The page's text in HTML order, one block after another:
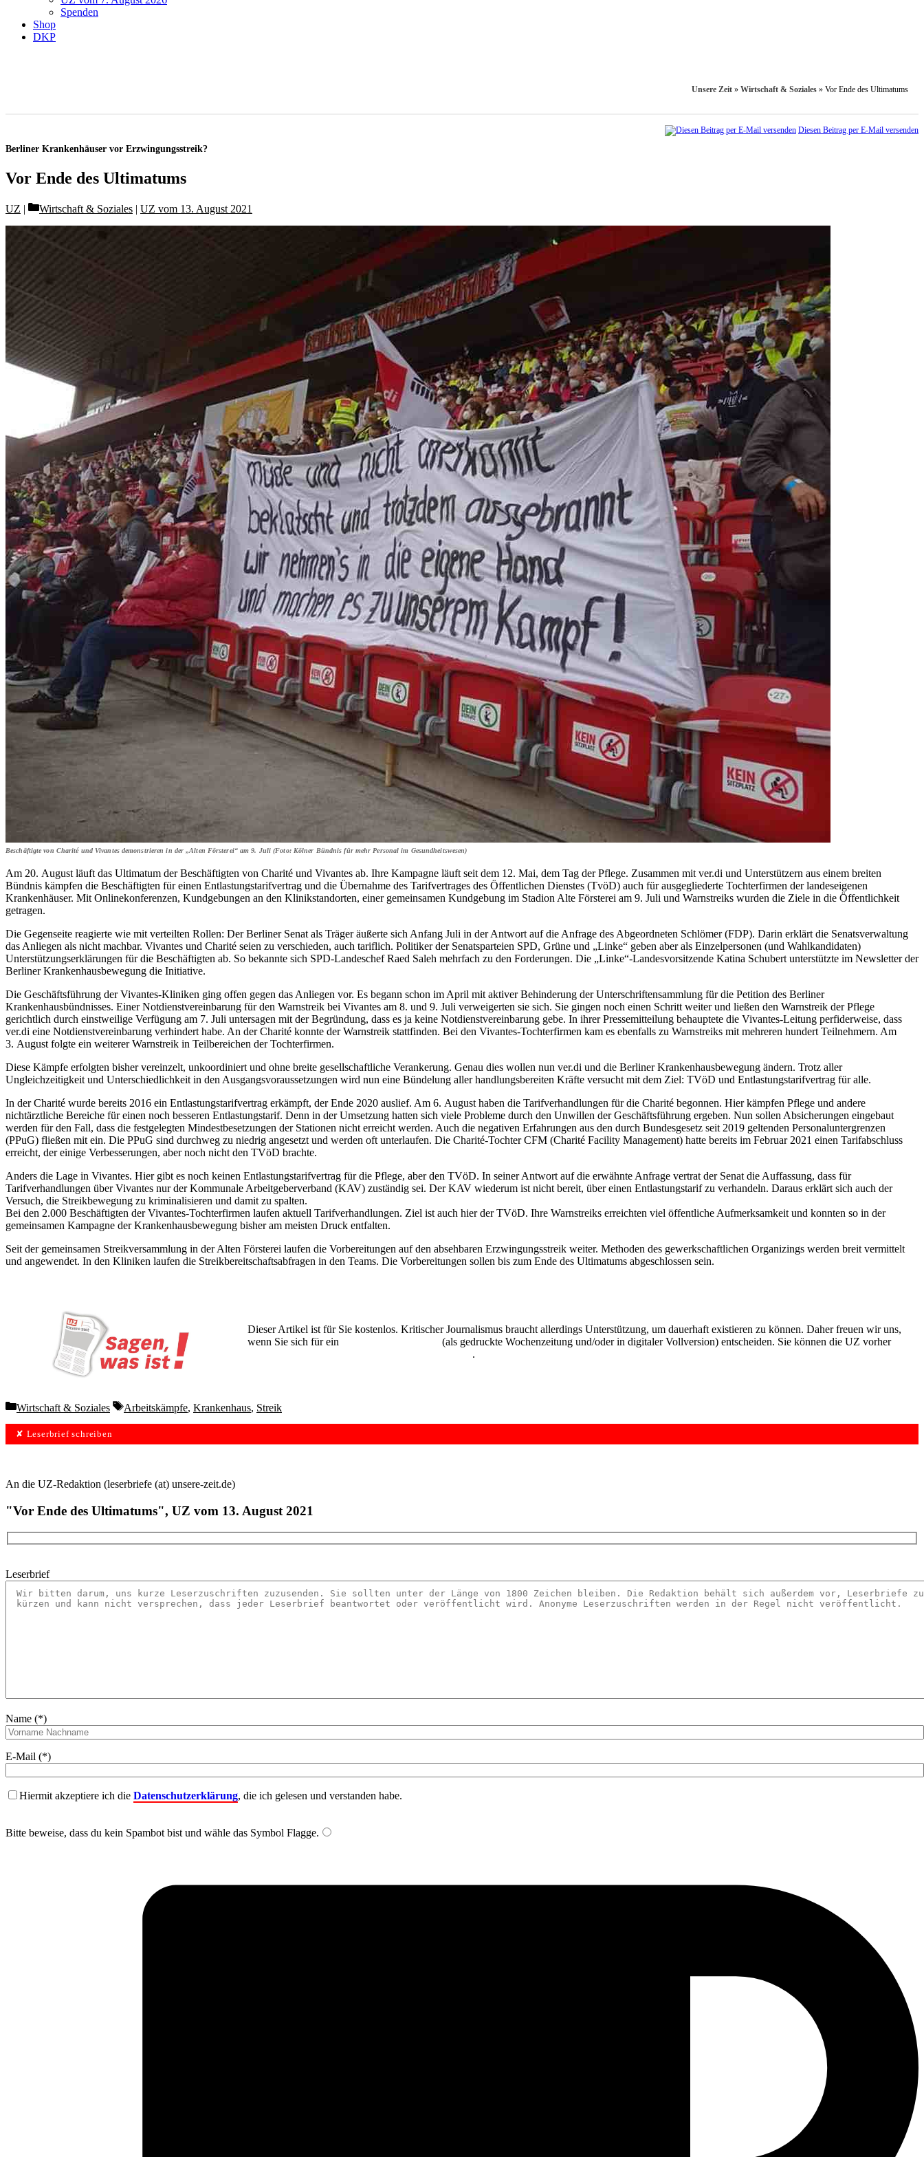
Spenden
Shop
DKP
Unsere Zeit » Wirtschaft & Soziales » Vor Ende des Ultimatums
Diesen Beitrag per E-Mail versenden
Berliner Krankenhäuser vor Erzwingungsstreik?
Vor Ende des Ultimatums
UZ Categories
Wirtschaft & Soziales | UZ vom 13. August 2021
Beschäftigte von Charité und Vivantes demonstrieren in der „Alten Försterei“ am 9. Juli (Foto: Kölner Bündnis für mehr Personal im Gesundheitswesen)
Am 20. August läuft das Ultimatum der Beschäftigten von Charité und Vivantes ab. Ihre Kampagne läuft seit dem 12. Mai, dem Tag der Pflege. Zusammen mit ver.di und Unterstützern aus einem breiten
Bündnis kämpfen die Beschäftigten für einen Entlastungstarifvertrag und die Übernahme des Tarifvertrages des Öffentlichen Dienstes (TvöD) auch für ausgegliederte Tochterfirmen der landeseigenen
Krankenhäuser. Mit Onlinekonferenzen, Kundgebungen an den Klinikstandorten, einer gemeinsamen Kundgebung im Stadion Alte Försterei am 9. Juli und Warnstreiks wurden die Ziele in die Öffentlichkeit
getragen.
Die Gegenseite reagierte wie mit verteilten Rollen: Der Berliner Senat als Träger äußerte sich Anfang Juli in der Antwort auf die Anfrage des Abgeordneten Schlömer (FDP). Darin erklärt die Senatsverwaltung
das Anliegen als nicht machbar. Vivantes und Charité seien zu verschieden, auch tariflich. Politiker der Senatsparteien SPD, Grüne und „Linke“ geben aber als Einzelpersonen (und Wahlkandidaten)
Unterstützungserklärungen für die Beschäftigten ab. So bekannte sich SPD-Landeschef Raed Saleh mehrfach zu den Forderungen. Die „Linke“-Landesvorsitzende Katina Schubert unterstützte im Newsletter der
Berliner Krankenhausbewegung die Initiative.
Die Geschäftsführung der Vivantes-Kliniken ging offen gegen das Anliegen vor. Es begann schon im April mit aktiver Behinderung der Unterschriftensammlung für die Petition des Berliner
Krankenhausbündnisses. Einer Notdienstvereinbarung für den Warnstreik bei Vivantes am 8. und 9. Juli verweigerten sie sich. Sie gingen noch einen Schritt weiter und ließen den Warnstreik der Pflege
gerichtlich durch einstweilige Verfügung am 7. Juli untersagen mit der Begründung, dass es ja keine Notdienstvereinbarung gebe. In ihrer Pressemitteilung behauptete die Vivantes-Leitung perfiderweise, dass
ver.di eine Notdienstvereinbarung verhindert habe. An der Charité konnte der Warnstreik stattfinden. Bei den Vivantes-Tochterfirmen kam es ebenfalls zu Warnstreiks mit mehreren hundert Teilnehmern. Am
3. August folgte ein weiterer Warnstreik in Teilbereichen der Tochterfirmen.
Diese Kämpfe erfolgten bisher vereinzelt, unkoordiniert und ohne breite gesellschaftliche Verankerung. Genau dies wollen nun ver.di und die Berliner Krankenhausbewegung ändern. Trotz aller
Ungleichzeitigkeit und Unterschiedlichkeit in den Ausgangsvoraussetzungen wird nun eine Bündelung aller handlungsbereiten Kräfte versucht mit dem Ziel: TVöD und Entlastungstarifvertrag für alle.
In der Charité wurde bereits 2016 ein Entlastungstarifvertrag erkämpft, der Ende 2020 auslief. Am 6. August haben die Tarifverhandlungen für die Charité begonnen. Hier kämpfen Pflege und andere
nichtärztliche Bereiche für einen noch besseren Entlastungstarif. Denn in der Umsetzung hatten sich viele Probleme durch den Unwillen der Geschäftsführung ergeben. Nun sollen Absicherungen eingebaut
werden für den Fall, dass die festgelegten Mindestbesetzungen der Stationen nicht erreicht werden. Auch die negativen Erfahrungen aus den durch Bundesgesetz seit 2019 geltenden Personaluntergrenzen
(PPuG) fließen mit ein. Die PPuG sind durchweg zu niedrig angesetzt und werden oft unterlaufen. Die Charité-Tochter CFM (Charité Facility Management) hatte bereits im Februar 2021 einen Tarifabschluss
erreicht, der einige Verbesserungen, aber noch nicht den TVöD brachte.
Anders die Lage in Vivantes. Hier gibt es noch keinen Entlastungstarifvertrag für die Pflege, aber den TVöD. In seiner Antwort auf die erwähnte Anfrage vertrat der Senat die Auffassung, dass für
Tarifverhandlungen über Vivantes nur der Kommunale Arbeitgeberverband (KAV) zuständig sei. Der KAV wiederum ist nicht bereit, über einen Entlastungstarif zu verhandeln. Daraus erklärt sich auch der
Versuch, die Streikbewegung zu kriminalisieren und damit zu spalten.
Bei den 2.000 Beschäftigten der Vivantes-Tochterfirmen laufen aktuell Tarifverhandlungen. Ziel ist auch hier der TVöD. Ihre Warnstreiks erreichten viel öffentliche Aufmerksamkeit und konnten so in der
gemeinsamen Kampagne der Krankenhausbewegung bisher am meisten Druck entfalten.
Seit der gemeinsamen Streikversammlung in der Alten Försterei laufen die Vorbereitungen auf den absehbaren Erzwingungsstreik weiter. Methoden des gewerkschaftlichen Organizings werden breit vermittelt
und angewendet. In den Kliniken laufen die Streikbereitschaftsabfragen in den Teams. Die Vorbereitungen sollen bis zum Ende des Ultimatums abgeschlossen sein.
Dieser Artikel ist für Sie kostenlos. Kritischer Journalismus braucht allerdings Unterstützung, um dauerhaft existieren zu können. Daher freuen wir uns,
wenn Sie sich für ein
(als gedruckte Wochenzeitung und/oder in digitaler Vollversion) entscheiden. Sie können die UZ vorher
.
Categories
Wirtschaft & Soziales Tags
Arbeitskämpfe, Krankenhaus, Streik
✘ Leserbrief schreiben
An die UZ-Redaktion (leserbriefe (at) unsere-zeit.de)
"Vor Ende des Ultimatums", UZ vom 13. August 2021
Leserbrief
Name (*)
E-Mail (*)
Hiermit akzeptiere ich die Datenschutzerklärung, die ich gelesen und verstanden habe.
Bitte beweise, dass du kein Spambot bist und wähle das Symbol Flagge.